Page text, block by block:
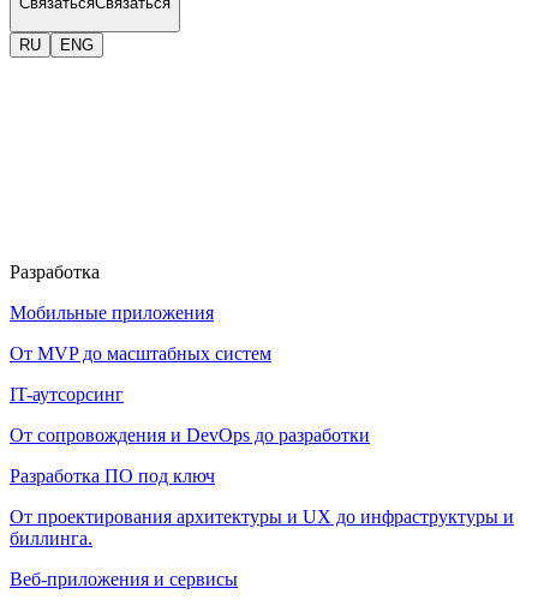
RU ENG
Разработка
Мобильные приложения
От MVP до масштабных систем
IT-аутсорсинг
От сопровождения и DevOps до разработки
Разработка ПО под ключ
От проектирования архитектуры и UX до инфраструктуры и
биллинга.
Веб-приложения и сервисы